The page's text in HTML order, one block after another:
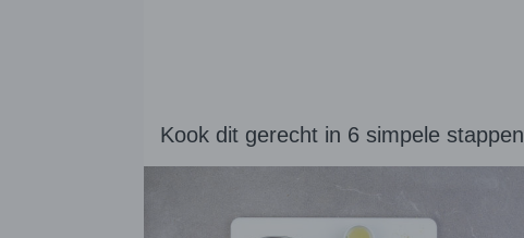
Kook dit gerecht in 6 simpele stappen